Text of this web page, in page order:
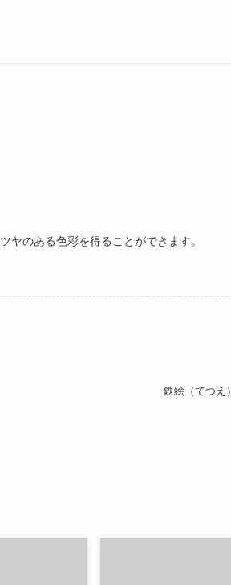
のある色彩を得ることができます。
鉄絵（てつえ）